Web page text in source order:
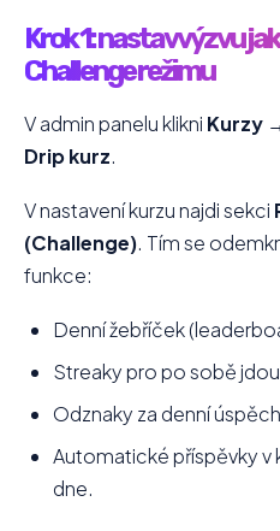
Krok 1: nastav výzvu
Challenge režimu
V admin panelu klikni Kurzy
Drip kurz.
V nastavení kurzu najdi sekci
(Challenge). Tím se
funkce:
Denní žebříček
Streaky pro po sobě
Odznaky za denní
Automatické příspěvky
dne.